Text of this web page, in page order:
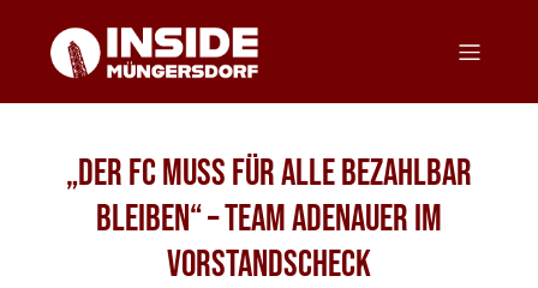
„Der FC muss für alle bezahlbar
bleiben“ – Team Adenauer im
Vorstandscheck